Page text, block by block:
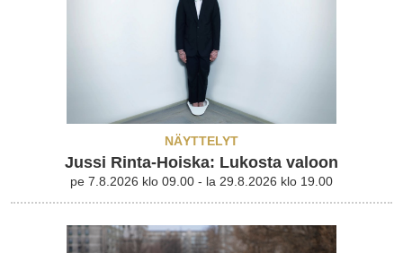
NÄYTTELYT
Jussi Rinta-Hoiska: Lukosta valoon
pe 7.8.2026 klo 09.00 - la 29.8.2026 klo 19.00